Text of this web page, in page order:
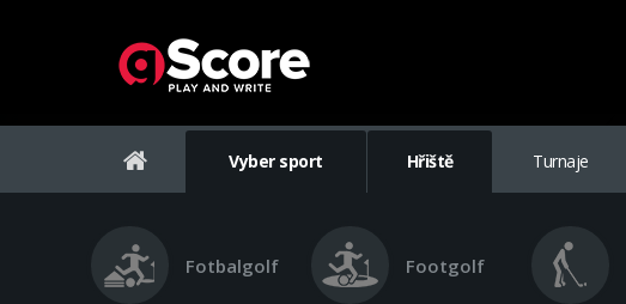
Vyber sport Hřiště Turnaje
Fotbalgolf Footgolf